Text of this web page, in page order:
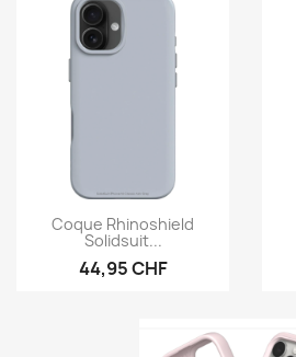
Aperçu rapide
Coque Rhinoshield
Solidsuit...
44,95 CHF